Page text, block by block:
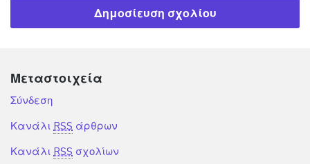
Μεταστοιχεία
Σύνδεση
Κανάλι RSS άρθρων
Κανάλι RSS σχολίων